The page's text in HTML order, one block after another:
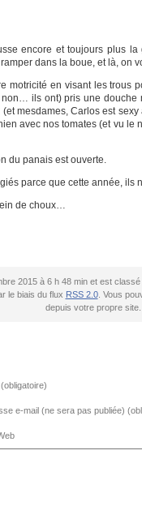
encore et toujours plus
dans la boue, et là, on
motricité en visant les trous
ils ont) pris une douche
mesdames, Carlos est
avec nos tomates (et vu le
du panais est ouverte.
parce que cette année, ils
de choux…
2015 à 6 h 48 min et est classé
le biais du flux RSS 2.0. Vous
depuis votre propre site.
e-mail (ne sera pas publiée)